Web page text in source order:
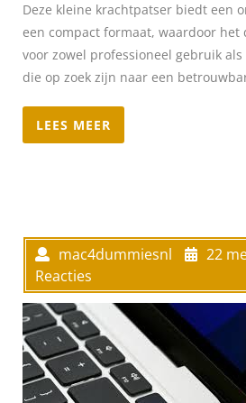
Deze kleine krachtpatser biedt een
een compact formaat, waardoor het
voor zowel professioneel gebruik
die op zoek zijn naar een
LEES MEER
mac4dummiesnl 22
Reacties